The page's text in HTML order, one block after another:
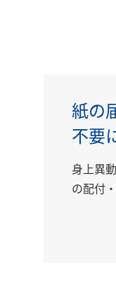
紙の
不要
身上異
の配付